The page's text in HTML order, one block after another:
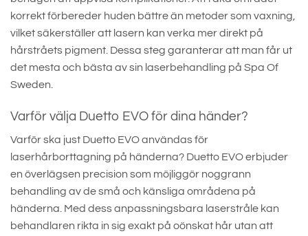
korrekt förbereder huden bättre än metoder som vaxning,
vilket säkerställer att lasern kan verka mer direkt på
hårstråets pigment. Dessa steg garanterar att man får ut
det mesta och bästa av sin laserbehandling på Spa Of
Sweden.
Varför välja Duetto EVO för dina händer?
Varför ska just Duetto EVO användas för
laserhårborttagning på händerna? Duetto EVO erbjuder
en överlägsen precision som möjliggör noggrann
behandling av de små och känsliga områdena på
händerna. Med dess anpassningsbara laserstråle kan
behandlaren rikta in sig exakt på oönskat hår utan att